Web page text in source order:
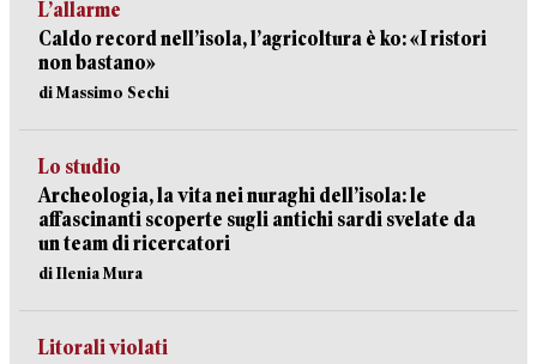
L’allarme
Caldo record nell’isola, l’agricoltura è ko: «I ristori
non bastano»
di Massimo Sechi
Lo studio
Archeologia, la vita nei nuraghi dell’isola: le
affascinanti scoperte sugli antichi sardi svelate da
un team di ricercatori
di Ilenia Mura
Litorali violati